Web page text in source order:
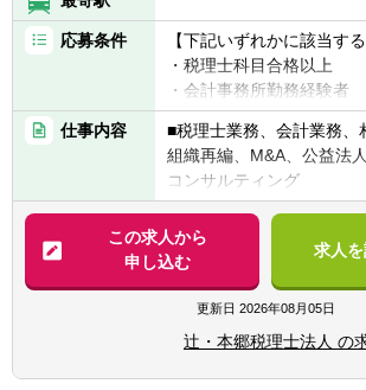
応募条件
【下記いずれかに該当する
・税理士科目合格以上
・会計事務所勤務経験者
・公認会計士（監査経験
務業務未経験会計士の方
す！！
・普通自動車免許
【求める人物像】
■税務・会計にとどまらず
ら経営コンサルティング
■経験・能力をフルに発
仕事内容
■税理士業務、会計業務、
組織再編、M&A、公益法
コンサルティング
【法人全体の特色】
■業界トップレベルの規模
サービス提供しています。
■チーム連携：税理士、公
業診断士など、税務・会
野のエキスパートが集結
は、互いにチームを組ん
この求人から
申し込む
求人
更新日 2026年08月05日
辻・本郷税理士法人 の